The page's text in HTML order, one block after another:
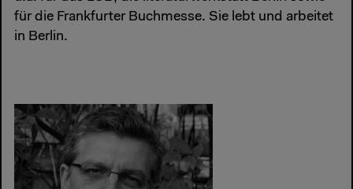
für die Frankfurter Buchmesse. Sie lebt und arbeitet
in Berlin.